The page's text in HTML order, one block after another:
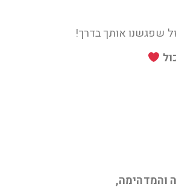
שפגשנו אותך בדרך!
והמדהימה,